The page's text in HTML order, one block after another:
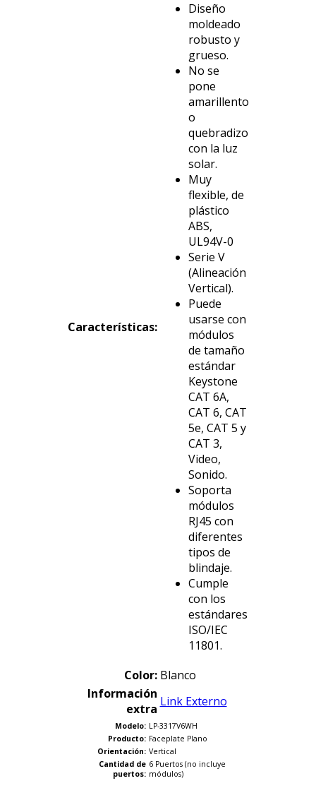
Características:
Diseño
moldeado
robusto y
grueso.
No se
pone
amarillento
o
quebradizo
con la luz
solar.
Muy
flexible, de
plástico
ABS,
UL94V-0
Serie V
(Alineación
Vertical).
Puede
usarse con
módulos
de tamaño
estándar
Keystone
CAT 6A,
CAT 6, CAT
5e, CAT 5 y
CAT 3,
Video,
Sonido.
Soporta
módulos
RJ45 con
diferentes
tipos de
blindaje.
Cumple
con los
estándares
ISO/IEC
11801.
Color: Blanco
Información
extra Link Externo
Modelo: LP-3317V6WH
Producto: Faceplate Plano
Orientación: Vertical
Cantidad de
puertos:
6 Puertos (no incluye
módulos)